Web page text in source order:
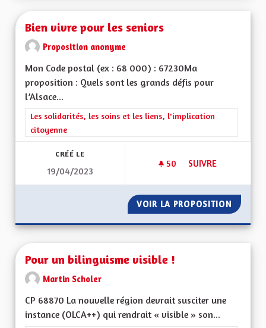
Bien vivre pour les seniors
Proposition anonyme
Mon Code postal (ex : 68 000) : 67230Ma
proposition : Quels sont les grands défis pour
l’Alsace...
Filtrer les résultats de la catégorie : Les solidarités, les soins
Les solidarités, les soins et les liens, l'implication
citoyenne
CRÉÉ LE
19/04/2023
50 50 ABONNÉS
SUIVRE
VOIR LA PROPOSITION BIEN
Pour un bilinguisme visible !
Martin Scholer
CP 68870 La nouvelle région devrait susciter une
instance (OLCA++) qui rendrait « visible » son...